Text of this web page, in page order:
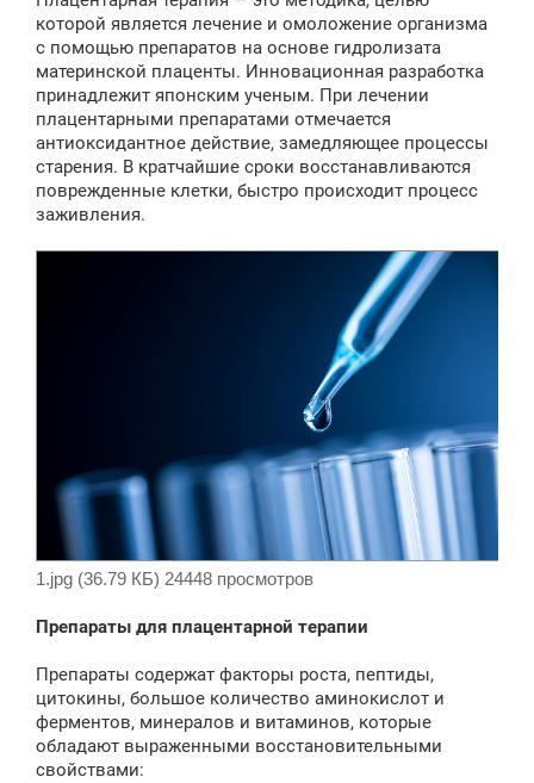
б
щ
н
и
которой является лечение и омоложение организма
с помощью препаратов на основе гидролизата
материнской плаценты. Инновационная разработка
принадлежит японским ученым. При лечении
плацентарными препаратами отмечается
антиоксидантное действие, замедляющее процессы
старения. В кратчайшие сроки восстанавливаются
поврежденные клетки, быстро происходит процесс
заживления.
1.jpg (36.79 КБ) 24448 просмотров
Препараты для плацентарной терапии
Препараты содержат факторы роста, пептиды,
цитокины, большое количество аминокислот и
ферментов, минералов и витаминов, которые
обладают выраженными восстановительными
свойствами: